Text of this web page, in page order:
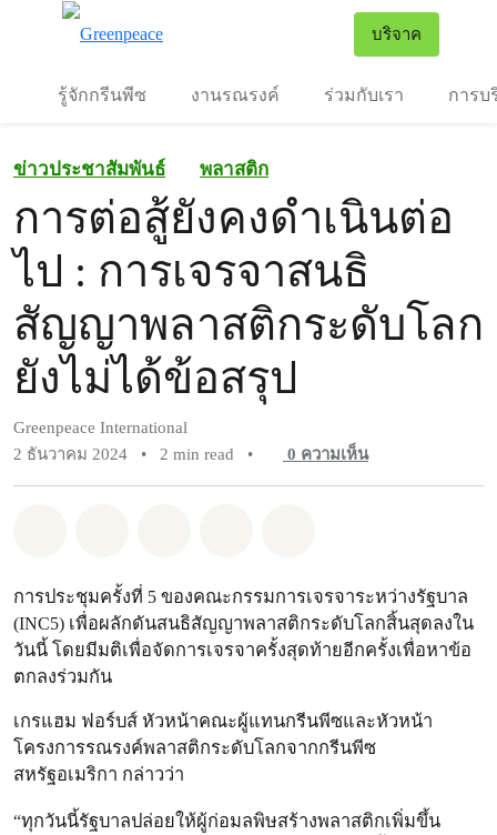
บริจาค
รู้จักกรีนพีซ งานรณรงค์ ร่วมกับเรา การบ
ข่าวประชาสัมพันธ์ พลาสติก
การต่อสู้ยังคงดำเนินต่อ
ไป : การเจรจาสนธิ
สัญญาพลาสติกระดับโลก
ยังไม่ได้ข้อสรุป
Greenpeace International
2 ธันวาคม 2024
• 2 min read • 0 ความเห็น
การประชุมครั้งที่ 5 ของคณะกรรมการเจรจาระหว่างรัฐบาล
(INC5) เพื่อผลักดันสนธิสัญญาพลาสติกระดับโลกสิ้นสุดลงใน
วันนี้ โดยมีมติเพื่อจัดการเจรจาครั้งสุดท้ายอีกครั้งเพื่อหาข้อ
ตกลงร่วมกัน
เกรแฮม ฟอร์บส์ หัวหน้าคณะผู้แทนกรีนพีซและหัวหน้า
โครงการรณรงค์พลาสติกระดับโลกจากกรีนพีซ
สหรัฐอเมริกา กล่าวว่า
“ทุกวันนี้รัฐบาลปล่อยให้ผู้ก่อมลพิษสร้างพลาสติกเพิ่มขึ้น